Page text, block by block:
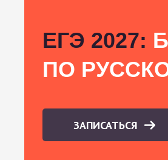
ЕГЭ 2027:
ПО
ЗАПИСАТЬСЯ